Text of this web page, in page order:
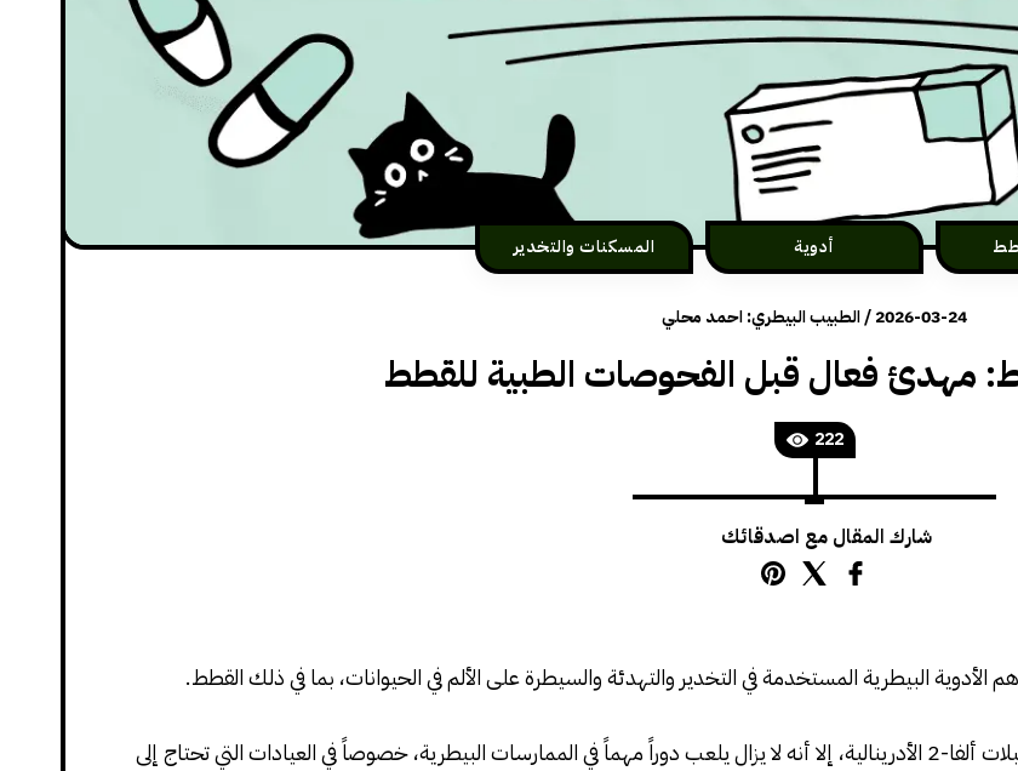
أدوية المسكنات والتخدير
2026-03-24
/الطبيب البيطري: احمد محلي
مهدئ فعال قبل الفحوصات الطبية للقطط
222
شارك المقال مع اصدقائك
الأدوية البيطرية المستخدمة في التخدير والتهدئة والسيطرة على الألم في الحيوانات، بما في ذلك القطط.
على الرغم من أنه دواء قديم نسبياً ضمن فئة ناهضات مستقبلات ألفا-2 الأدرينالية، إلا أنه لا يزال يلعب دوراً مهماً في الممارسات البيطرية، خصوصاً في العيادات التي تحتاج إلى